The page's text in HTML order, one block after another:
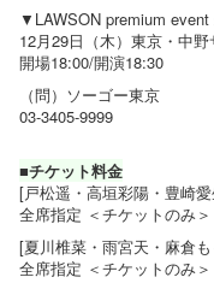
▼LAWSON premium
12月29日（木）東京・中
開場18:00/開演18:30
（問）ソーゴー東京
03-3405-9999
■チケット料金
[戸松遥・高垣彩陽・豊崎
全席指定 ＜チケットのみ＞
[夏川椎菜・雨宮天・麻倉
全席指定 ＜チケットのみ＞